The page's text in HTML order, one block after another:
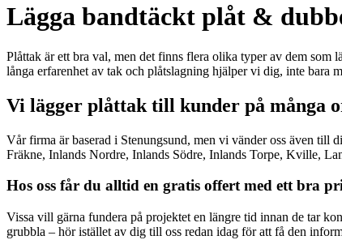
Lägga bandtäckt plåt &
Plåttak är ett bra val, men det finns flera olika typer av dem som
långa erfarenhet av tak och plåtslagning hjälper vi dig, inte bara
Vi lägger plåttak till kunder på många
Vår firma är baserad i Stenungsund, men vi vänder oss även till
Fräkne, Inlands Nordre, Inlands Södre, Inlands Torpe, Kville,
Hos oss får du alltid en gratis offert med ett bra
Vissa vill gärna fundera på projektet en längre tid innan de tar
grubbla – hör istället av dig till oss redan idag för att få den